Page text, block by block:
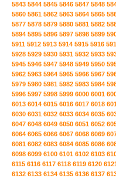
5843 5844 5845 5846 5847 5848
5860 5861 5862 5863 5864 5865
5877 5878 5879 5880 5881 5882
5894 5895 5896 5897 5898 5899
5911 5912 5913 5914 5915 5916
5928 5929 5930 5931 5932 5933
5945 5946 5947 5948 5949 5950
5962 5963 5964 5965 5966 5967
5979 5980 5981 5982 5983 5984
5996 5997 5998 5999 6000 6001
6013 6014 6015 6016 6017 6018
6030 6031 6032 6033 6034 6035
6047 6048 6049 6050 6051 6052
6064 6065 6066 6067 6068 6069
6081 6082 6083 6084 6085 6086
6098 6099 6100 6101 6102 6103
6115 6116 6117 6118 6119 6120
6132 6133 6134 6135 6136 6137